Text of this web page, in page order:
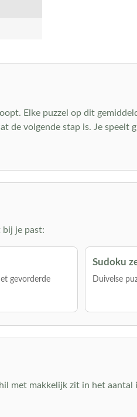
Elke puzzel op dit
de volgende stap is. Je speelt
bij je past:
gevorderde
Sudoku
Duivelse
met makkelijk zit in het aantal